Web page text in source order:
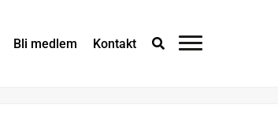
Bli medlem Kontakt